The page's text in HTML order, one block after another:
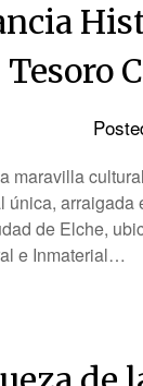
Tesoro
maravilla
única,
de Elche,
e Inmaterial…